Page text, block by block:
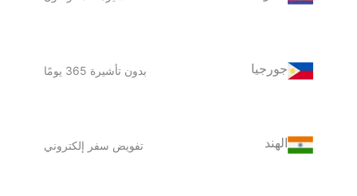
جورجيا بدون تأشيرة 365 يومًا
الهند تفويض سفر إلكتروني